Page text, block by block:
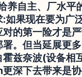
养自主、厂水平
:如果现在要为广
对的第一险才是
署。但当延展更
霍兹奈波(设备相
深下去带来是